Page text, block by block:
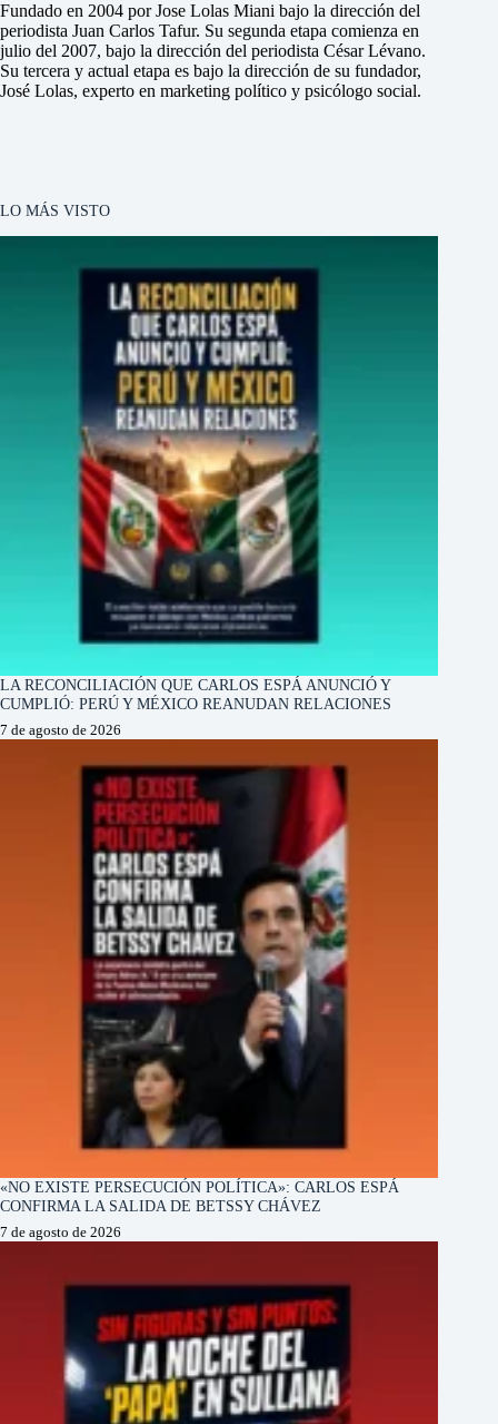
Fundado en 2004 por Jose Lolas Miani bajo la dirección del
periodista Juan Carlos Tafur. Su segunda etapa comienza en
julio del 2007, bajo la dirección del periodista César Lévano.
Su tercera y actual etapa es bajo la dirección de su fundador,
José Lolas, experto en marketing político y psicólogo social.
LO MÁS VISTO
LA RECONCILIACIÓN QUE CARLOS ESPÁ ANUNCIÓ Y
CUMPLIÓ: PERÚ Y MÉXICO REANUDAN RELACIONES
7 de agosto de 2026
«NO EXISTE PERSECUCIÓN POLÍTICA»: CARLOS ESPÁ
CONFIRMA LA SALIDA DE BETSSY CHÁVEZ
7 de agosto de 2026